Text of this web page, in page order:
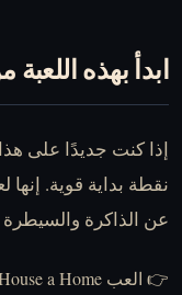
ابدأ بهذه
إذا كنت جديدًا على هذا
نقطة بداية قوية.
عن الذاكرة والسيطرة
👉 العب You Make This House a Home أونلاين